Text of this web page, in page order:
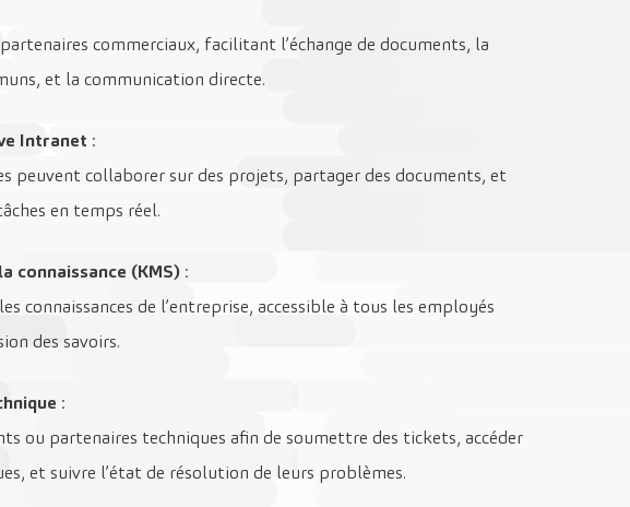
partenaires commerciaux, facilitant l’échange de documents, la
et la communication directe.
Intranet :
peuvent collaborer sur des projets, partager des documents, et
en temps réel.
connaissance (KMS) :
connaissances de l’entreprise, accessible à tous les employés
des savoirs.
:
ou partenaires techniques afin de soumettre des tickets, accéder
et suivre l’état de résolution de leurs problèmes.